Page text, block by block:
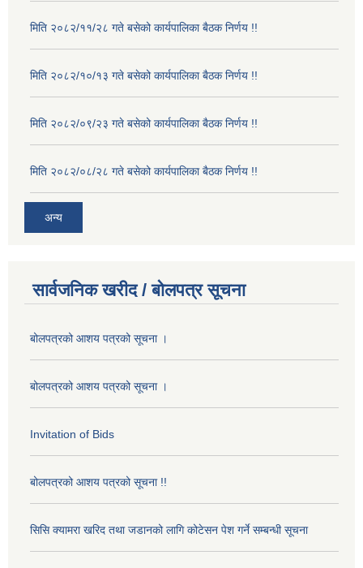
मिति २०८२/११/२८ गते बसेको कार्यपालिका बैठक निर्णय !!
मिति २०८२/१०/१३ गते बसेको कार्यपालिका बैठक निर्णय !!
मिति २०८२/०९/२३ गते बसेको कार्यपालिका बैठक निर्णय !!
मिति २०८२/०८/२८ गते बसेको कार्यपालिका बैठक निर्णय !!
अन्य
सार्वजनिक खरीद / बोलपत्र सूचना
बोलपत्रको आशय पत्रको सूचना ।
बोलपत्रको आशय पत्रको सूचना ।
Invitation of Bids
बोलपत्रको आशय पत्रको सूचना !!
सिसि क्यामरा खरिद तथा जडानको लागि कोटेसन पेश गर्ने सम्बन्धी सूचना